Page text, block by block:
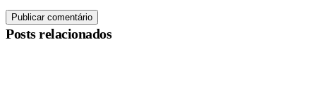
Publicar comentário
Posts relacionados